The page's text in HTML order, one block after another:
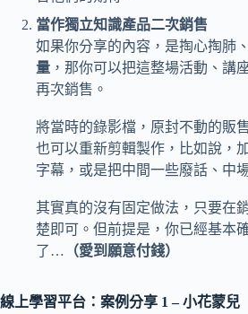
當作獨立知識產品二次銷售
如果你分享的內容，是掏心掏肺
量 ，那你可以把這整場活動、講
再次銷售。
將當時的錄影檔，原封不動的販
也可以重新剪輯製作，比如說，
字幕，或是把中間一些廢話、中
其實真的沒有固定做法，只要在
楚即可。但前提是，你已經基本
了… （愛到願意付錢）
線上學習平台：案例分享 1 – 小花蒙兒